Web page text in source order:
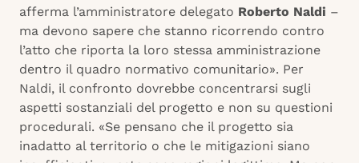
afferma l’amministratore delegato Roberto Naldi –
ma devono sapere che stanno ricorrendo contro
l’atto che riporta la loro stessa amministrazione
dentro il quadro normativo comunitario». Per
Naldi, il confronto dovrebbe concentrarsi sugli
aspetti sostanziali del progetto e non su questioni
procedurali. «Se pensano che il progetto sia
inadatto al territorio o che le mitigazioni siano